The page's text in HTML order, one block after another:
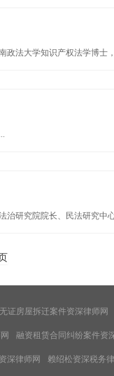
政法大学知识产权法学博士
治研究院院长、民法研究中
证房屋拆迁案件资深律师网
融资租赁合同纠纷案件资
深律师网 赖绍松资深税务